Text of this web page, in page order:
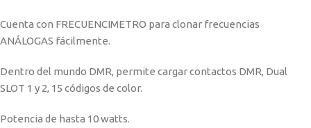
Cuenta con FRECUENCIMETRO para clonar frecuencias
ANÁLOGAS fácilmente.
Dentro del mundo DMR, permite cargar contactos DMR, Dual
SLOT 1 y 2, 15 códigos de color.
Potencia de hasta 10 watts.